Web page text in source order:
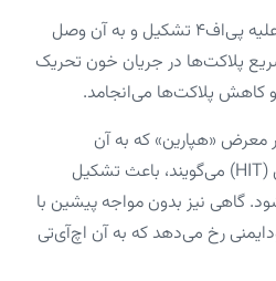
با این حال، زمانی که آنتی‌بادی علیه پی‌اف۴ تشکیل و به آن وصل
پلاکت‌ها در جریان خون تحریک
پلاکت‌ها می‌انجامد.
معرض «هپارین» که به آن
ترومبوسیتوپنی ناشی از هپارین (HIT) می‌گویند، باعث تشکیل
ضد پی‌اف۴ می‌شود. گاهی نیز بدون مواجه پیشین با
رخ می‌دهد که به آن اچ‌آی‌تی